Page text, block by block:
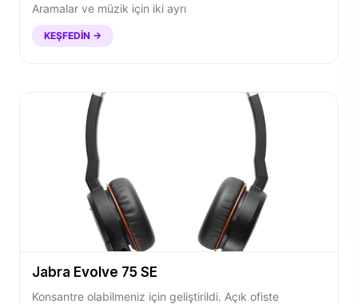
Aramalar ve müzik için iki ayrı
KEŞFEDIN →
Jabra Evolve 75 SE
Konsantre olabilmeniz için geliştirildi. Açık ofiste